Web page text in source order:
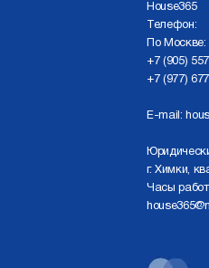
Нouse365
Телефон:
По Москве:
+7 (905)
+7 (977)
E-mail:
г. Химки,
Часы